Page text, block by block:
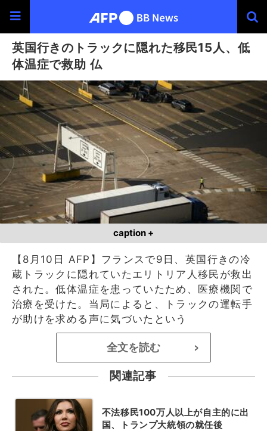
英国行きのトラックに隠れた移民15人、低
体温症で救助 仏
caption +
【8月10日 AFP】フランスで9日、英国行きの冷
蔵トラックに隠れていたエリトリア人移民が救出
された。低体温症を患っていたため、医療機関で
治療を受けた。当局によると、トラックの運転手
が助けを求める声に気づいたという
全文を読む >
関連記事
不法移民100万人以上が自主的に出
国、トランプ大統領の就任後